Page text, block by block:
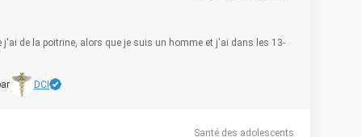
de la poitrine, alors que je suis un homme et j'ai dans les 13-
DCI
Santé des adolescents